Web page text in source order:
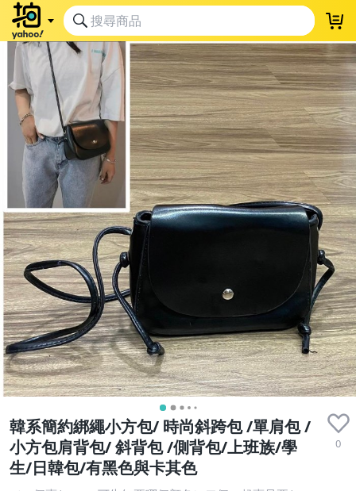
韓系簡約綁繩小方包/ 時尚斜跨包 /單肩包 /
小方包肩背包/ 斜背包 /側背包/上班族/學
生/日韓包/有黑色與卡其色
0